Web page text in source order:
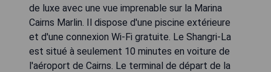
de luxe avec une vue imprenable sur la Marina
Cairns Marlin. Il dispose d'une piscine extérieure
et d'une connexion Wi-Fi gratuite. Le Shangri-La
est situé à seulement 10 minutes en voiture de
l'aéroport de Cairns. Le terminal de départ de la